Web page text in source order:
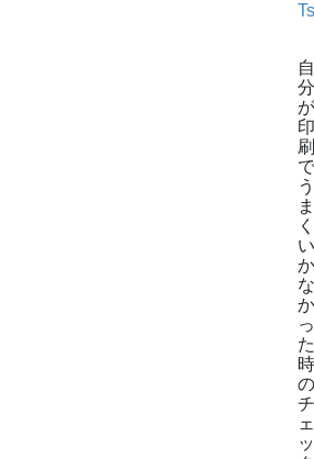
自
分
が
印
刷
で
う
ま
く
い
か
な
か
っ
た
時
の
チ
ェ
ッ